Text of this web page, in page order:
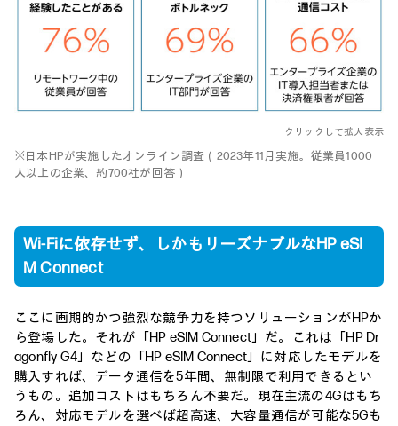
クリックして拡大表示
※日本HPが実施したオンライン調査（2023年11月実施。従業員1000
人以上の企業、約700社が回答）
Wi-Fiに依存せず、しかもリーズナブルなHP eSI
M Connect
ここに画期的かつ強烈な競争力を持つソリューションがHPか
ら登場した。それが「HP eSIM Connect」だ。これは「HP Dr
agonfly G4」などの「HP eSIM Connect」に対応したモデルを
購入すれば、データ通信を5年間、無制限で利用できるとい
うもの。追加コストはもちろん不要だ。現在主流の4Gはもち
ろん、対応モデルを選べば超高速、大容量通信が可能な5Gも